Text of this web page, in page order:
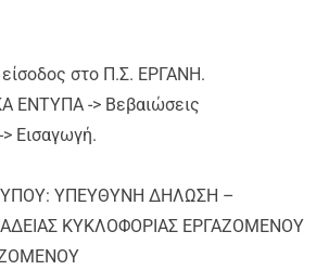
στο Π.Σ. ΕΡΓΑΝΗ.
ΕΝΤΥΠΑ -> Βεβαιώσεις
Εισαγωγή.
ΥΠΕΥΘΥΝΗ ΔΗΛΩΣΗ –
ΚΥΚΛΟΦΟΡΙΑΣ ΕΡΓΑΖΟΜΕΝΟΥ